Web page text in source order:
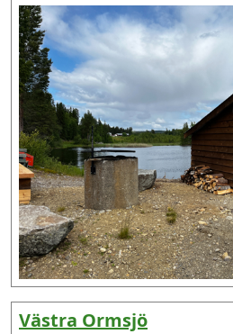
Västra Ormsjö